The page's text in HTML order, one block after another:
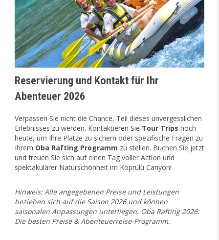
Reservierung und Kontakt für Ihr
Abenteuer 2026
Verpassen Sie nicht die Chance, Teil dieses unvergesslichen
Erlebnisses zu werden. Kontaktieren Sie Tour Trips noch
heute, um Ihre Plätze zu sichern oder spezifische Fragen zu
Ihrem Oba Rafting Programm zu stellen. Buchen Sie jetzt
und freuen Sie sich auf einen Tag voller Action und
spektakulärer Naturschönheit im Köprülü Canyon!
Hinweis: Alle angegebenen Preise und Leistungen
beziehen sich auf die Saison 2026 und können
saisonalen Anpassungen unterliegen. Oba Rafting 2026:
Die besten Preise & Abenteuerreise-Programm.